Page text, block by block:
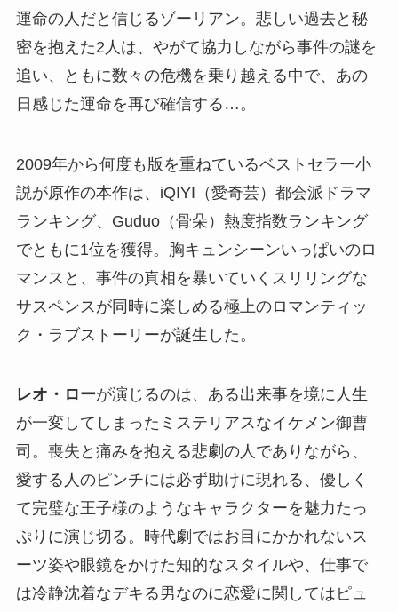
運命の人だと信じるゾーリアン。悲しい過去と秘
密を抱えた2人は、やがて協力しながら事件の謎を
追い、ともに数々の危機を乗り越える中で、あの
日感じた運命を再び確信する…。
2009年から何度も版を重ねているベストセラー小
説が原作の本作は、iQIYI（愛奇芸）都会派ドラマ
ランキング、Guduo（骨朵）熱度指数ランキング
でともに1位を獲得。胸キュンシーンいっぱいのロ
マンスと、事件の真相を暴いていくスリリングな
サスペンスが同時に楽しめる極上のロマンティッ
ク・ラブストーリーが誕生した。
レオ・ローが演じるのは、ある出来事を境に人生
が一変してしまったミステリアスなイケメン御曹
司。喪失と痛みを抱える悲劇の人でありながら、
愛する人のピンチには必ず助けに現れる、優しく
て完璧な王子様のようなキャラクターを魅力たっ
ぷりに演じ切る。時代劇ではお目にかかれないス
ーツ姿や眼鏡をかけた知的なスタイルや、仕事で
は冷静沈着なデキる男なのに恋愛に関してはピュ